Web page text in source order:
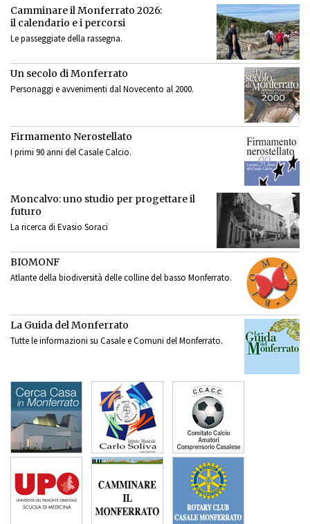
Camminare il Monferrato 2026:
il calendario e i percorsi
Le passeggiate della rassegna.
Un secolo di Monferrato
Personaggi e avvenimenti dal Novecento al 2000.
Firmamento Nerostellato
I primi 90 anni del Casale Calcio.
Moncalvo: uno studio per progettare il
futuro
La ricerca di Evasio Soraci
BIOMONF
Atlante della biodiversità delle colline del basso Monferrato.
La Guida del Monferrato
Tutte le informazioni su Casale e Comuni del Monferrato.